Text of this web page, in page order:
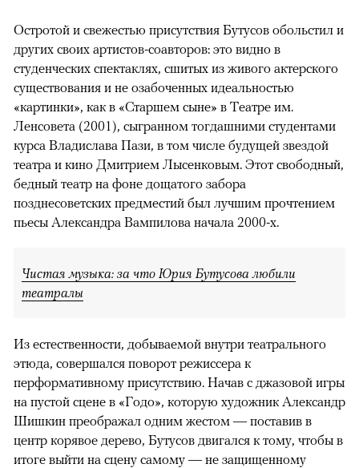
Остротой и свежестью присутствия Бутусов обольстил и
других своих артистов-соавторов: это видно в
студенческих спектаклях, сшитых из живого актерского
существования и не озабоченных идеальностью
«картинки», как в «Старшем сыне» в Театре им.
Ленсовета (2001), сыгранном тогдашними студентами
курса Владислава Пази, в том числе будущей звездой
театра и кино Дмитрием Лысенковым. Этот свободный,
бедный театр на фоне дощатого забора
позднесоветских предместий был лучшим прочтением
пьесы Александра Вампилова начала 2000-х.
Чистая музыка: за что Юрия Бутусова любили
театралы
Из естественности, добываемой внутри театрального
этюда, совершался поворот режиссера к
перформативному присутствию. Начав с джазовой игры
на пустой сцене в «Годо», которую художник Александр
Шишкин преображал одним жестом — поставив в
центр корявое дерево, Бутусов двигался к тому, чтобы в
итоге выйти на сцену самому — не защищенному